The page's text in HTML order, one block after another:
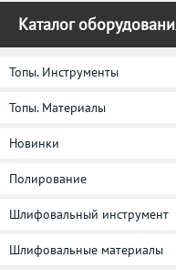
Каталог
Топы. Инструменты
Топы. Материалы
Новинки
Полирование
Шлифовальный инструмент
Шлифовальные материалы